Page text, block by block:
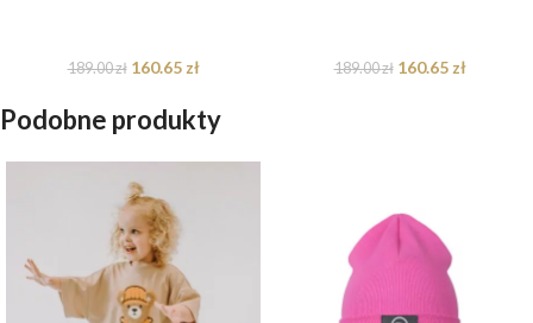
189.00zł 160.65 zł 189.00zł 160.65 zł
Podobne produkty